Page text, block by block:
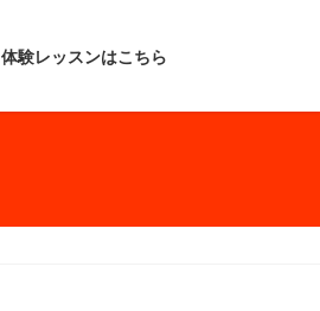
体験レッスンはこちら